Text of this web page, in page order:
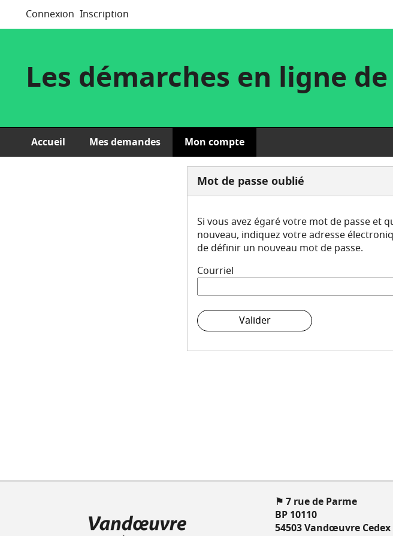
Les démarches en ligne
Connexion Inscription
Accueil Mes demandes Mon compte
Mot de passe oublié
Si vous avez égaré votre mot de passe et
nouveau, indiquez votre adresse
de définir un nouveau mot de passe.
Courriel
*
Valider
⚑ 7 rue de Parme
BP 10110
54503 Vandœuvre Cedex